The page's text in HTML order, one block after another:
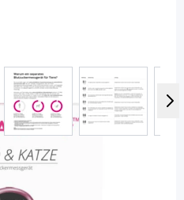
image
View larger image
View